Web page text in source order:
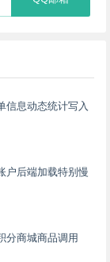
信息动态统计写入
户后端加载特别慢
分商城商品调用